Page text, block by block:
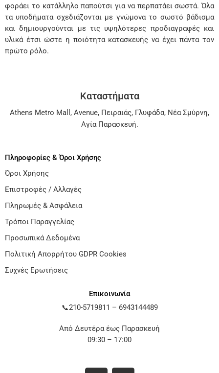
φοράει το κατάλληλο παπούτσι για να περπατάει σωστά. Όλα
τα υποδήματα σχεδιάζονται με γνώμονα το σωστό βάδισμα
και δημιουργούνται με τις υψηλότερες προδιαγραφές και
υλικά έτσι ώστε η ποιότητα κατασκευής να έχει πάντα τον
πρώτο ρόλο.
Καταστήματα
Athens Metro Mall , Avenue, Πειραιάς, Γλυφάδα, Νέα Σμύρνη,
Αγία Παρασκευή.
Πληροφορίες & Όροι Χρήσης
Όροι Χρήσης
Επιστροφές / Αλλαγές
Πληρωμές & Ασφάλεια
Τρόποι Παραγγελίας
Προσωπικά Δεδομένα
Πολιτική Απορρήτου GDPR Cookies
Συχνές Ερωτήσεις
Επικοινωνία
📞210-5719811 – 6943144489
Από Δευτέρα έως Παρασκευή
09:30 – 17:00